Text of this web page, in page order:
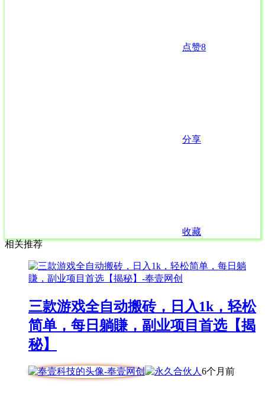
点赞8
分享
收藏
相关推荐
三款游戏全自动搬砖，日入1k，轻松
简单，每日躺賺，副业项目首选【揭
秘】
6个月前